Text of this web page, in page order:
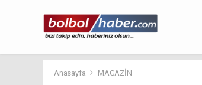
Anasayfa MAGAZİN